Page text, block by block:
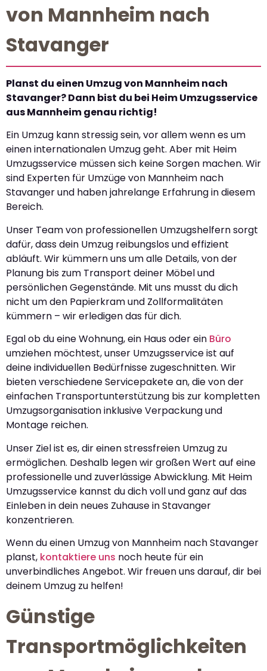
von Mannheim nach
Stavanger
Planst du einen Umzug von Mannheim nach
Stavanger? Dann bist du bei Heim Umzugsservice
aus Mannheim genau richtig!
Ein Umzug kann stressig sein, vor allem wenn es um
einen internationalen Umzug geht. Aber mit Heim
Umzugsservice müssen sich keine Sorgen machen. Wir
sind Experten für Umzüge von Mannheim nach
Stavanger und haben jahrelange Erfahrung in diesem
Bereich.
Unser Team von professionellen Umzugshelfern sorgt
dafür, dass dein Umzug reibungslos und effizient
abläuft. Wir kümmern uns um alle Details, von der
Planung bis zum Transport deiner Möbel und
persönlichen Gegenstände. Mit uns musst du dich
nicht um den Papierkram und Zollformalitäten
kümmern – wir erledigen das für dich.
Egal ob du eine Wohnung, ein Haus oder ein Büro
umziehen möchtest, unser Umzugsservice ist auf
deine individuellen Bedürfnisse zugeschnitten. Wir
bieten verschiedene Servicepakete an, die von der
einfachen Transportunterstützung bis zur kompletten
Umzugsorganisation inklusive Verpackung und
Montage reichen.
Unser Ziel ist es, dir einen stressfreien Umzug zu
ermöglichen. Deshalb legen wir großen Wert auf eine
professionelle und zuverlässige Abwicklung. Mit Heim
Umzugsservice kannst du dich voll und ganz auf das
Einleben in dein neues Zuhause in Stavanger
konzentrieren.
Wenn du einen Umzug von Mannheim nach Stavanger
planst, kontaktiere uns noch heute für ein
unverbindliches Angebot. Wir freuen uns darauf, dir bei
deinem Umzug zu helfen!
Günstige
Transportmöglichkeiten